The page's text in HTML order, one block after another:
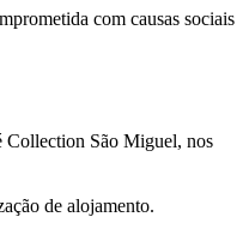
com causas sociais
São Miguel, nos
de alojamento.